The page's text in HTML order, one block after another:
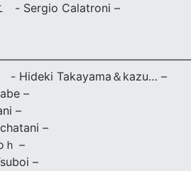
- Sergio Calatroni –
- Hideki Takayama＆kazu… –
–
–
–
–
–